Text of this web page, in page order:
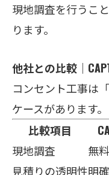
現地調査を行うこ
ります。
他社との比較｜
コンセント工事は
ケースがあります。
比較項目
現地調査
無料
見積りの透明性明確